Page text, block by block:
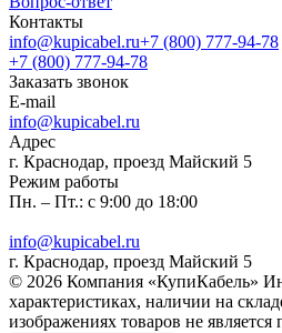
Контакты
info@kupicabel.ru+7 (800) 777-94-78
+7 (800) 777-94-78
Заказать звонок
E-mail
info@kupicabel.ru
Адрес
г. Краснодар, проезд Майский 5
Режим работы
Пн. – Пт.: с 9:00 до 18:00
info@kupicabel.ru
г. Краснодар, проезд Майский 5
© 2026 Компания «КупиКабель»
характеристиках, наличии на
изображениях товаров не